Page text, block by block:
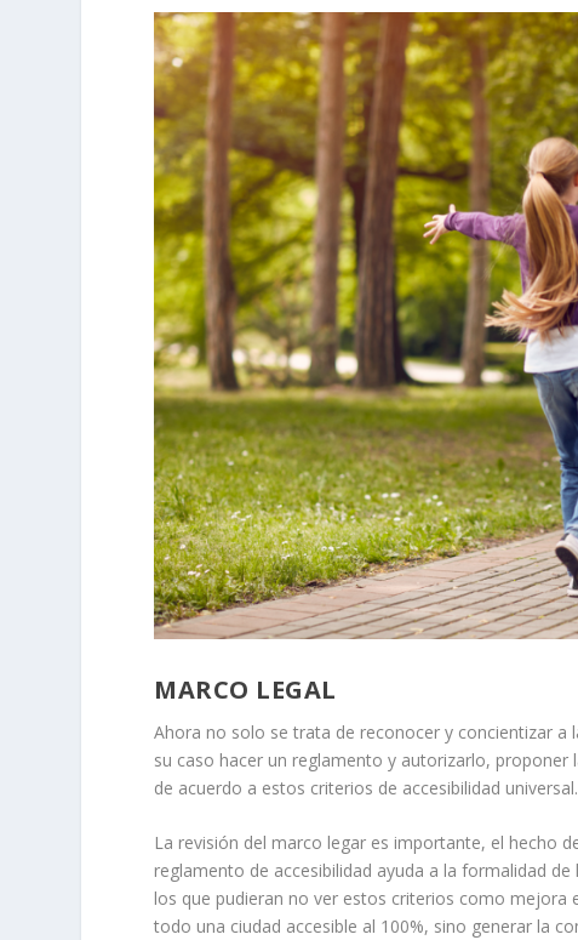
MARCO LEGAL
Ahora no solo se trata de reconocer y concientizar a
su caso hacer un reglamento y autorizarlo,
de acuerdo a estos criterios de accesibilidad universal.
La revisión del marco legar es importante, el hecho
reglamento de accesibilidad ayuda a la formalidad
los que pudieran no ver estos criterios como mejora
todo una ciudad accesible al 100%, sino generar la